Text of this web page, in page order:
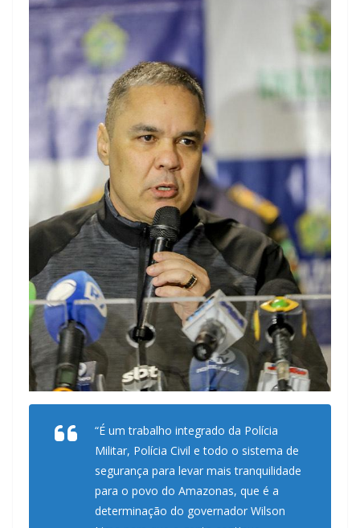
“É um trabalho integrado da Polícia
Militar, Polícia Civil e todo o sistema de
segurança para levar mais tranquilidade
para o povo do Amazonas, que é a
determinação do governador Wilson